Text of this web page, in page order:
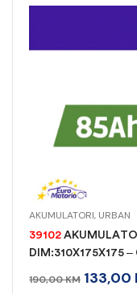
AKUMULATORI, URBAN
39102
DIM:310X175X175
190,00KM 133,00